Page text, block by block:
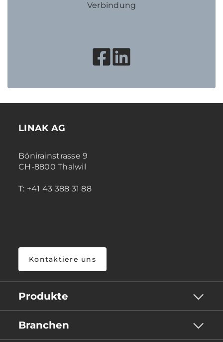
Verbindung
LINAK AG
Bönirainstrasse 9
CH-8800 Thalwil
T: +41 43 388 31 88
Kontaktiere uns
Produkte
Branchen